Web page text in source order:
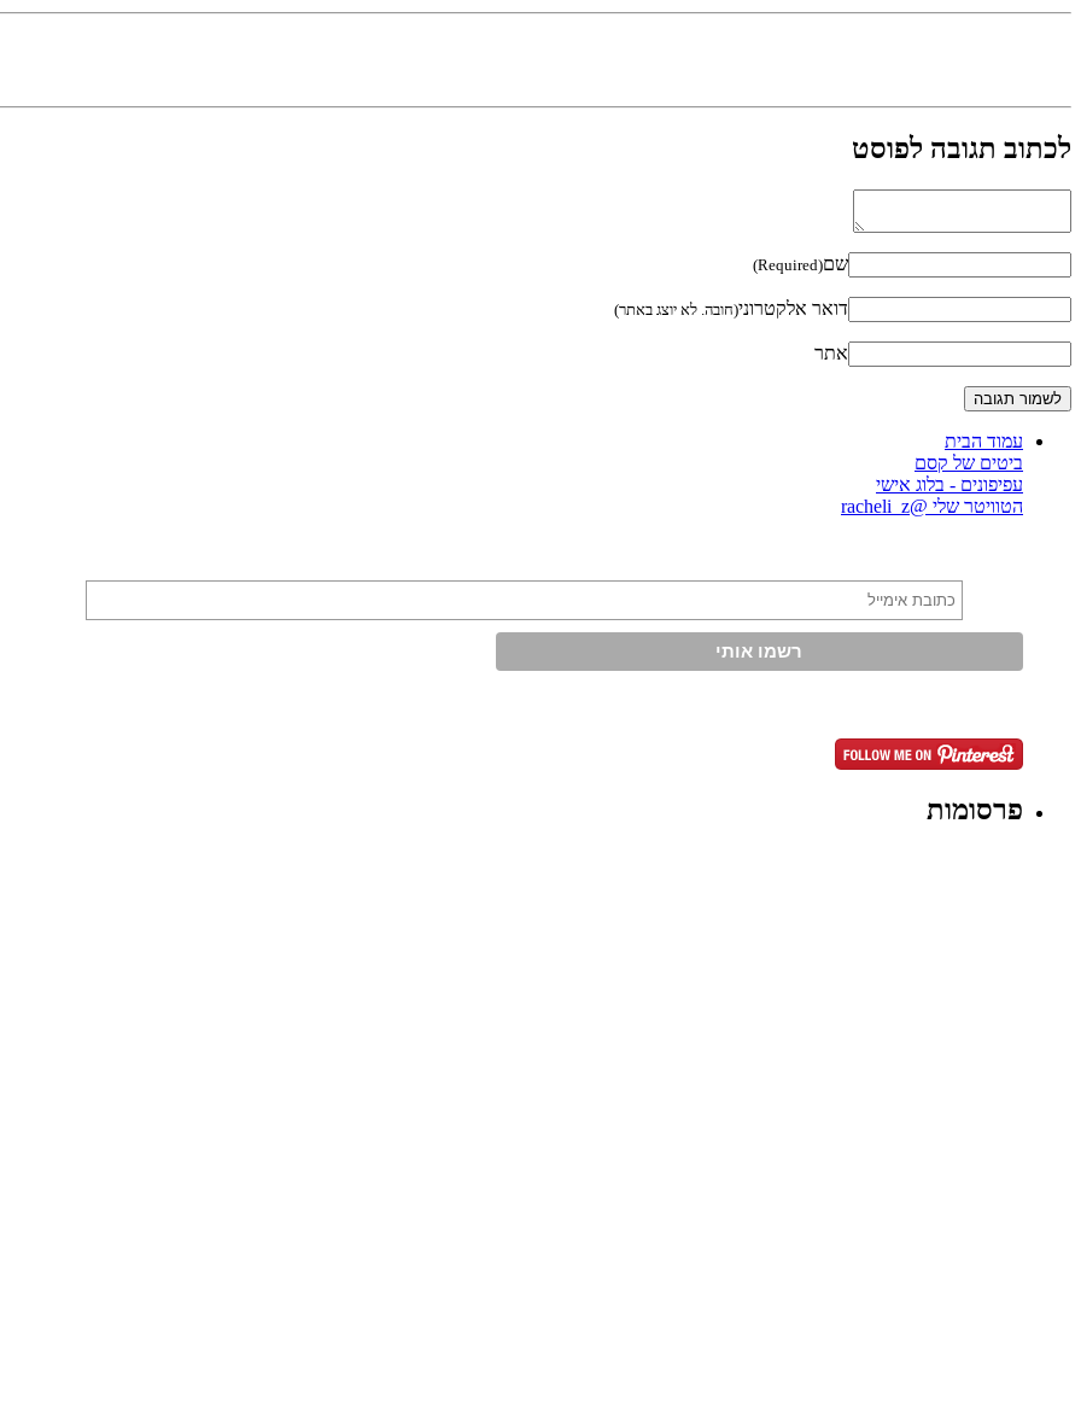
לכתוב תגובה לפוסט
שם(Required)
דואר אלקטרוני(חובה. לא יוצג באתר)
אתר
עמוד הבית
ביטים של קסם
עפיפונים - בלוג אישי
הטוויטר שלי @racheli_z
פרסומות